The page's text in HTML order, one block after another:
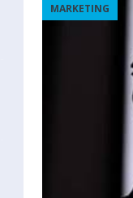
MARKETING